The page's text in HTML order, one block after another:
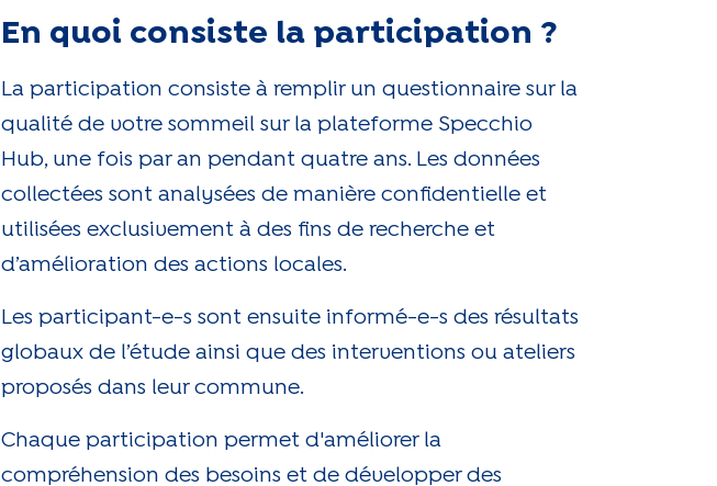
En quoi consiste la participation ?
La participation consiste à remplir un questionnaire sur la
qualité de votre sommeil sur la plateforme Specchio
Hub, une fois par an pendant quatre ans. Les données
collectées sont analysées de manière confidentielle et
utilisées exclusivement à des fins de recherche et
d’amélioration des actions locales.
Les participant-e-s sont ensuite informé-e-s des résultats
globaux de l’étude ainsi que des interventions ou ateliers
proposés dans leur commune.
Chaque participation permet d'améliorer la
compréhension des besoins et de développer des